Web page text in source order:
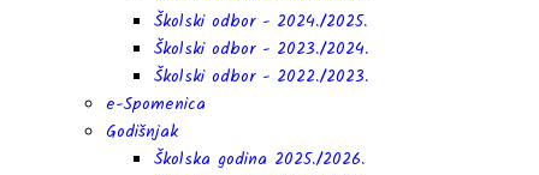
Školski odbor - 2024./2025.
Školski odbor - 2023./2024.
Školski odbor - 2022./2023.
e-Spomenica
Godišnjak
Školska godina 2025./2026.